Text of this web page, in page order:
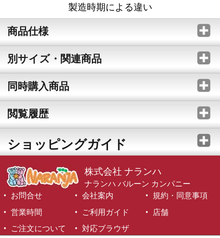
製造時期による違い
商品仕様
別サイズ・関連商品
同時購入商品
閲覧履歴
ショッピングガイド
株式会社 ナランハ
ナランハ バルーン カンパニー
お問合せ
会社案内
規約・同意事項
営業時間
ご利用ガイド
店舗
ご注文について
対応ブラウザ